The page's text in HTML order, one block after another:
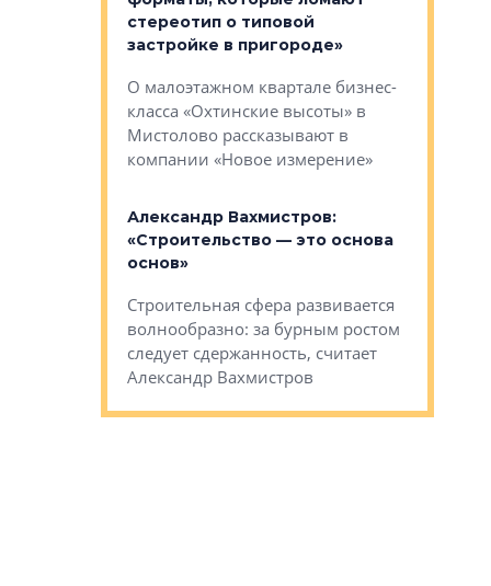
пояса»,
стереотип о типовой
застройке в пригороде»
О малоэтажном квартале бизнес-
класса «Охтинские высоты» в
Мистолово рассказывают в
компании «Новое измерение»
Александр Вахмистров:
«Строительство — это основа
основ»
Строительная сфера развивается
волнообразно: за бурным ростом
следует сдержанность, считает
Александр Вахмистров